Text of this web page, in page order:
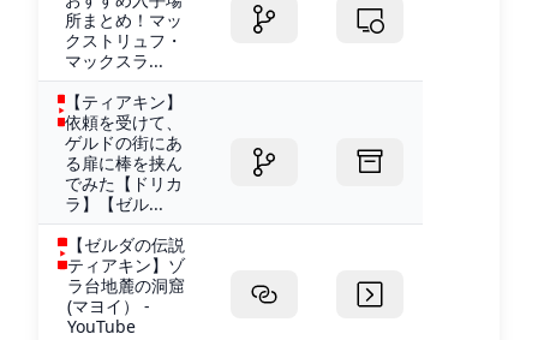
所まとめ！マッ
クストリュフ・
マックスラ...
【ティアキン】
依頼を受けて、
ゲルドの街にあ
る扉に棒を挟ん
でみた【ドリカ
ラ】【ゼル...
【ゼルダの伝説
ティアキン】ゾ
ラ台地麓の洞窟
(マヨイ） -
YouTube